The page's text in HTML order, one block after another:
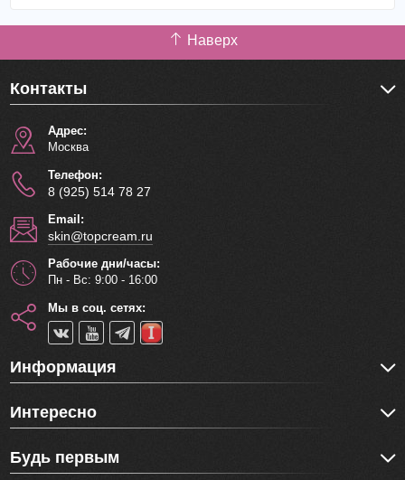
Наверх
Контакты
Адрес:
Москва
Телефон:
8 (925) 514 78 27
Email:
skin@topcream.ru
Рабочие дни/часы:
Пн - Вс: 9:00 - 16:00
Мы в соц. сетях:
Информация
Интересно
Будь первым